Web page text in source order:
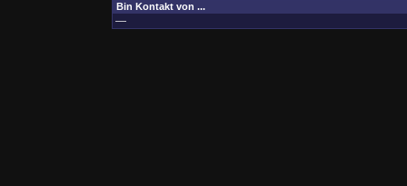
Bin Kontakt von ...
—